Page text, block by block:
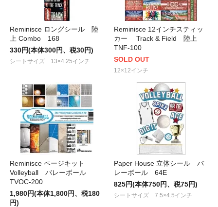
Reminisce ロングシール 陸
上 Combo 168
330円(本体300円、税30円)
シートサイズ 13×4.25インチ
Reminisce 12インチスティッ
カー Track & Field 陸上
TNF-100
SOLD OUT
12×12インチ
Reminisce ページキット
Volleyball バレーボール
TVOC-200
1,980円(本体1,800円、税180
円)
Paper House 立体シール バ
レーボール 64E
825円(本体750円、税75円)
シートサイズ 7.5×4.5インチ